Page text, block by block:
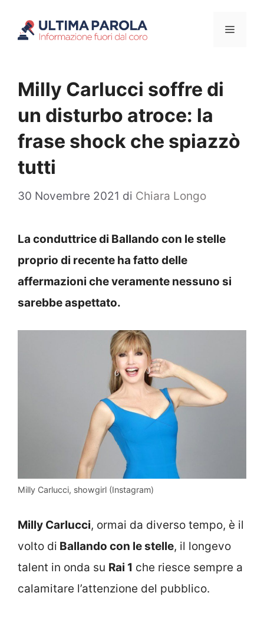
Menu
Milly Carlucci soffre di
un disturbo atroce: la
frase shock che spiazzò
tutti
30 Novembre 2021 di Chiara Longo
La conduttrice di Ballando con le stelle
proprio di recente ha fatto delle
affermazioni che veramente nessuno si
sarebbe aspettato.
Milly Carlucci, showgirl (Instagram)
Milly Carlucci, ormai da diverso tempo, è il
volto di Ballando con le stelle, il longevo
talent in onda su Rai 1 che riesce sempre a
calamitare l’attenzione del pubblico.